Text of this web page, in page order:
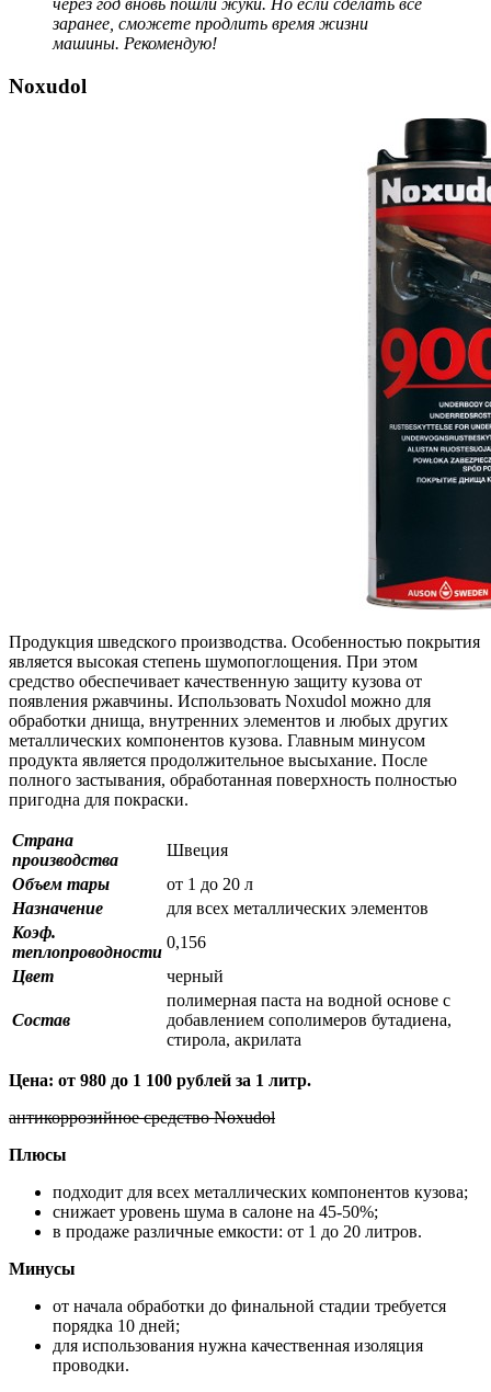
через год вновь пошли жуки. Но если сделать все
заранее, сможете продлить время жизни
машины. Рекомендую!
Noxudol
Продукция шведского производства. Особенностью покрытия
является высокая степень шумопоглощения. При этом
средство обеспечивает качественную защиту кузова от
появления ржавчины. Использовать Noxudol можно для
обработки днища, внутренних элементов и любых других
металлических компонентов кузова. Главным минусом
продукта является продолжительное высыхание. После
полного застывания, обработанная поверхность полностью
пригодна для покраски.
Страна
производства
Швеция
Объем тары
от 1 до 20 л
Назначение
для всех металлических элементов
Коэф.
теплопроводности
0,156
Цвет
черный
Состав
полимерная паста на водной основе с
добавлением сополимеров бутадиена,
стирола, акрилата
Цена: от 980 до 1 100 рублей за 1 литр.
антикоррозийное средство Noxudol
Плюсы
подходит для всех металлических компонентов кузова;
снижает уровень шума в салоне на 45-50%;
в продаже различные емкости: от 1 до 20 литров.
Минусы
от начала обработки до финальной стадии требуется
порядка 10 дней;
для использования нужна качественная изоляция
проводки.